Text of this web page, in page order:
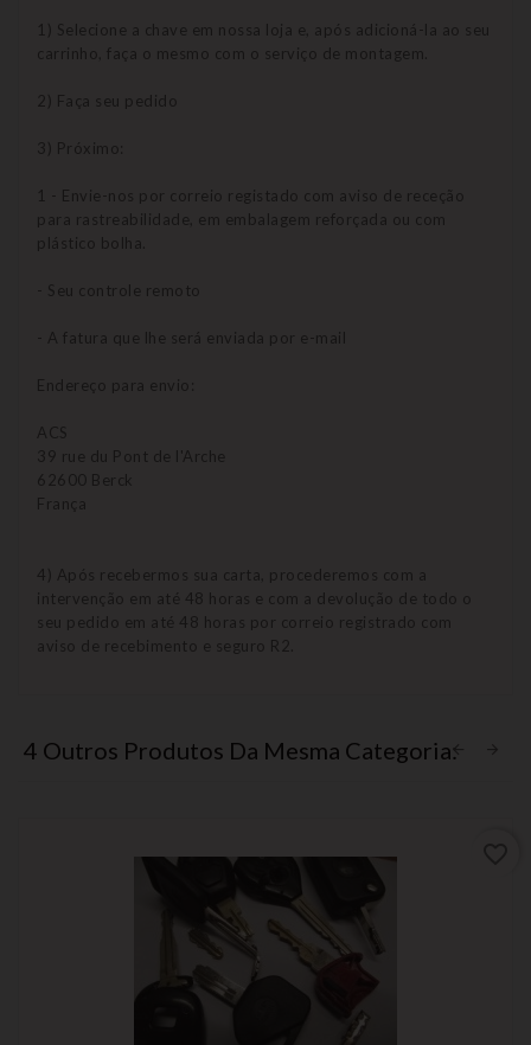
1) Selecione a chave em nossa loja e, após adicioná-la ao seu
carrinho, faça o mesmo com o serviço de montagem.
2) Faça seu pedido
3) Próximo:
1 - Envie-nos por correio registado com aviso de receção
para rastreabilidade, em embalagem reforçada ou com
plástico bolha.
- Seu controle remoto
- A fatura que lhe será enviada por e-mail
Endereço para envio:
ACS
39 rue du Pont de l'Arche
62600 Berck
França
4) Após recebermos sua carta, procederemos com a
intervenção em até 48 horas e com a devolução de todo o
seu pedido em até 48 horas por correio registrado com
aviso de recebimento e seguro R2.
4 Outros Produtos Da Mesma Categoria: